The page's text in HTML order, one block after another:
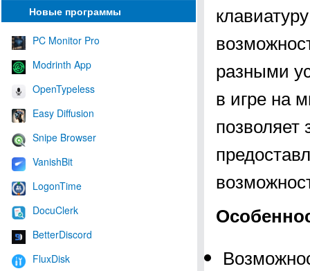
Новые программы
PC Monitor Pro
Modrinth App
OpenTypeless
Easy Diffusion
Snipe Browser
VanishBit
LogonTime
DocuClerk
BetterDiscord
FluxDisk
разными
в игре на
позволяет